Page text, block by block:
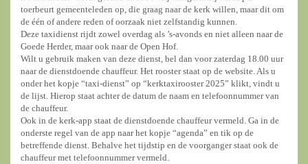
toerbeurt gemeenteleden op, die graag naar de kerk willen, maar dit om
de één of andere reden of oorzaak niet zelfstandig kunnen.
Deze taxidienst rijdt zowel overdag als ’s-avonds en niet alleen naar de
Goede Herder, maar ook naar de Open Hof.
Wilt u gebruik maken van deze dienst, bel dan voor zaterdag 18.00 uur
naar de dienstdoende chauffeur. Het rooster staat op de website. Als u
onder het kopje “taxi-dienst” op “kerktaxirooster 2025” klikt, vindt u
de lijst. Hierop staat achter de datum de naam en telefoonnummer van
de chauffeur.
Ook in de kerk-app staat de dienstdoende chauffeur vermeld. Ga in de
onderste regel van de app naar het kopje “agenda” en tik op de
betreffende dienst. Behalve het tijdstip en de voorganger staat ook de
chauffeur met telefoonnummer vermeld.